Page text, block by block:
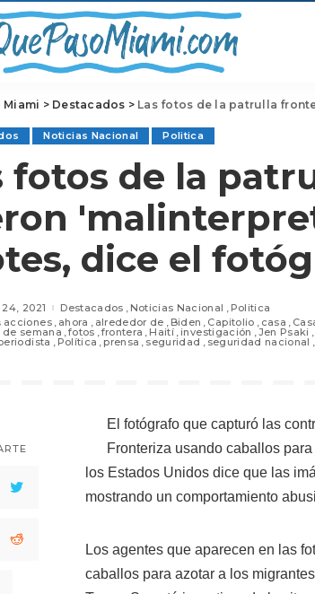
Miami > Destacados > Las fotos de la patrulla
Noticias Nacional Politica
fotos de la
dice el
2021 Destacados Noticias Nacional Politica
acciones ahora alrededor de Biden Capitolio casa
semana fotos frontera Haití investigación Jen Psaki
Política prensa seguridad seguridad nacional
El fotógrafo que capturó las
Fronteriza usando caballos
los Estados Unidos dice que las
mostrando un comportamiento
Los agentes que aparecen en las
caballos para azotar a los